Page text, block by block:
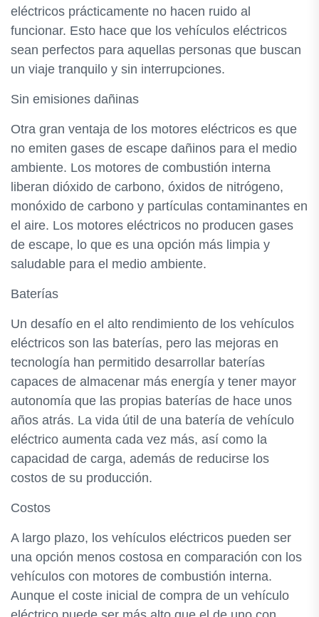
eléctricos prácticamente no hacen ruido al
funcionar. Esto hace que los vehículos eléctricos
sean perfectos para aquellas personas que buscan
un viaje tranquilo y sin interrupciones.
Sin emisiones dañinas
Otra gran ventaja de los motores eléctricos es que
no emiten gases de escape dañinos para el medio
ambiente. Los motores de combustión interna
liberan dióxido de carbono, óxidos de nitrógeno,
monóxido de carbono y partículas contaminantes en
el aire. Los motores eléctricos no producen gases
de escape, lo que es una opción más limpia y
saludable para el medio ambiente.
Baterías
Un desafío en el alto rendimiento de los vehículos
eléctricos son las baterías, pero las mejoras en
tecnología han permitido desarrollar baterías
capaces de almacenar más energía y tener mayor
autonomía que las propias baterías de hace unos
años atrás. La vida útil de una batería de vehículo
eléctrico aumenta cada vez más, así como la
capacidad de carga, además de reducirse los
costos de su producción.
Costos
A largo plazo, los vehículos eléctricos pueden ser
una opción menos costosa en comparación con los
vehículos con motores de combustión interna.
Aunque el coste inicial de compra de un vehículo